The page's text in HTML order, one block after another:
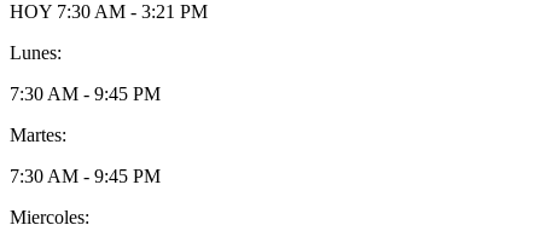
HOY 7:30 AM - 3:21 PM
Lunes:
7:30 AM - 9:45 PM
Martes:
7:30 AM - 9:45 PM
Miercoles: